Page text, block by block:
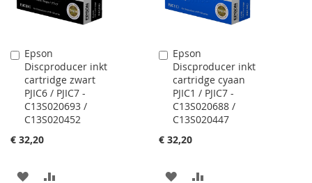
Epson
Discproducer inkt
cartridge zwart
PJIC6 / PJIC7 -
C13S020693 /
C13S020452
€ 32,20
In
Winkelwagen
VOEG
Epson
Discproducer inkt
cartridge cyaan
PJIC1 / PJIC7 -
C13S020688 /
C13S020447
€ 32,20
In
Winkelwagen
VOEG